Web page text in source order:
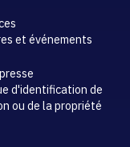
et événements
d'identification de
ou de la propriété